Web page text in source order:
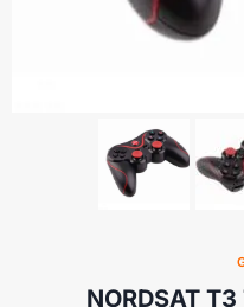
NORDSAT